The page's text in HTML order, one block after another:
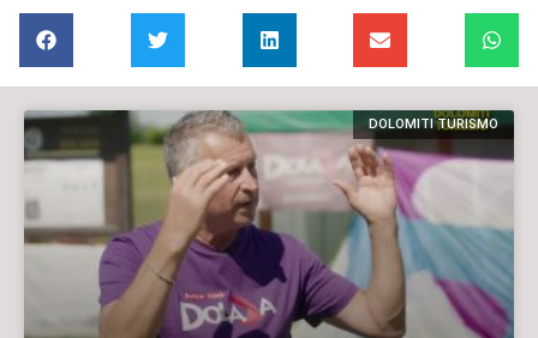
DOLOMITI TURISMO